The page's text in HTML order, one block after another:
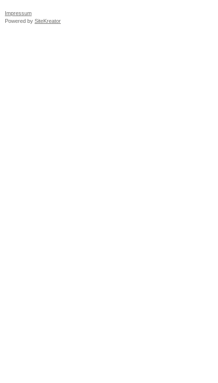
Impressum
Powered by SiteKreator